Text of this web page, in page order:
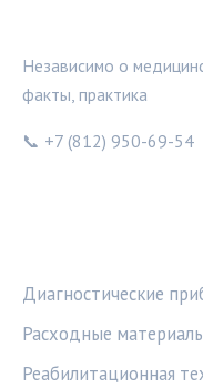
Независимо о
факты, практика
📞 +7 (812) 950-69-54
Диагностические
Расходные
Реабилитационная